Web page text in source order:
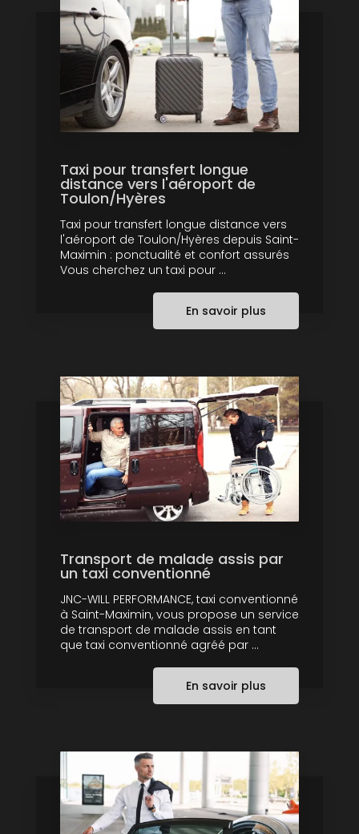
Taxi pour transfert longue
distance vers l'aéroport de
Toulon/Hyères
Taxi pour transfert longue distance vers
l'aéroport de Toulon/Hyères depuis Saint-
Maximin : ponctualité et confort assurés
Vous cherchez un taxi pour ...
En savoir plus
Transport de malade assis par
un taxi conventionné
JNC-WILL PERFORMANCE, taxi conventionné
à Saint-Maximin, vous propose un service
de transport de malade assis en tant
que taxi conventionné agréé par ...
En savoir plus